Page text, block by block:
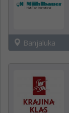
Banjaluka